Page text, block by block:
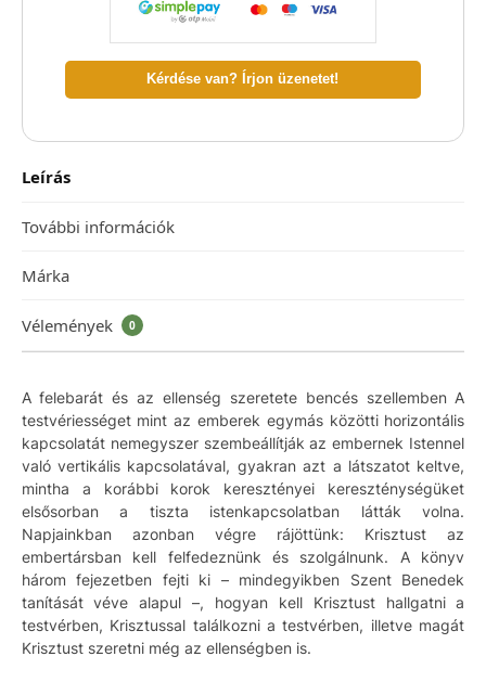
Kérdése van? Írjon üzenetet!
Leírás
További információk
Márka
Vélemények 0
A felebarát és az ellenség szeretete bencés szellemben A
testvériességet mint az emberek egymás közötti horizontális
kapcsolatát nemegyszer szembeállítják az embernek Istennel
való vertikális kapcsolatával, gyakran azt a látszatot keltve,
mintha a korábbi korok keresztényei kereszténységüket
elsősorban a tiszta istenkapcsolatban látták volna.
Napjainkban azonban végre rájöttünk: Krisztust az
embertársban kell felfedeznünk és szolgálnunk. A könyv
három fejezetben fejti ki – mindegyikben Szent Benedek
tanítását véve alapul –, hogyan kell Krisztust hallgatni a
testvérben, Krisztussal találkozni a testvérben, illetve magát
Krisztust szeretni még az ellenségben is.